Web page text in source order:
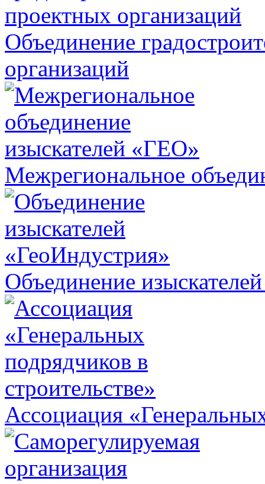
Объединение
организаций
Межрегиональное
Объединение
Ассоциация